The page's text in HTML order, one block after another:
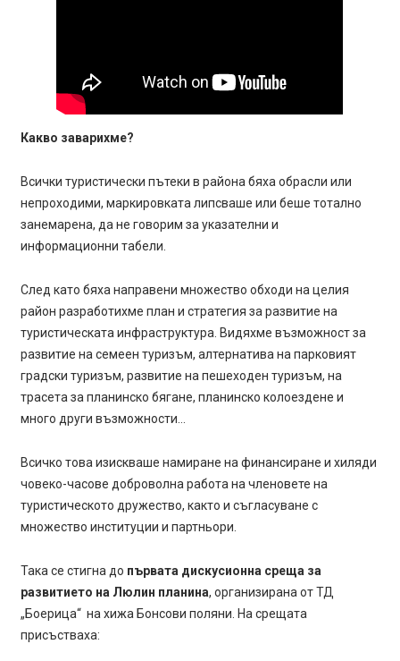
Какво заварихме?
Всички туристически пътеки в района бяха обрасли или
непроходими, маркировката липсваше или беше тотално
занемарена, да не говорим за указателни и
информационни табели.
След като бяха направени множество обходи на целия
район разработихме план и стратегия за развитие на
туристическата инфраструктура. Видяхме възможност за
развитие на семеен туризъм, алтернатива на парковият
градски туризъм, развитие на пешеходен туризъм, на
трасета за планинско бягане, планинско колоездене и
много други възможности…
Всичко това изискваше намиране на финансиране и хиляди
човеко-часове доброволна работа на членовете на
туристическото дружество, както и съгласуване с
множество институции и партньори.
Така се стигна до първата дискусионна среща за
развитието на Люлин планина, организирана от ТД
„Боерица“ на хижа Бонсови поляни. На срещата
присъстваха: